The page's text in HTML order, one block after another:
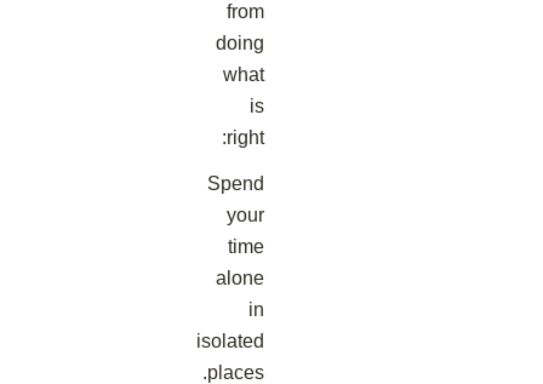
from
doing
what
is
right:
Spend
your
time
alone
in
isolated
places.